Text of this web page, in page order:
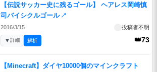
【伝説サッカー史に残るゴール】 ヘアレス岡崎慎
司バイシクルゴール ↗
2016/3/15 投稿者不明
👑73
▼詳細 解析
【Minecraft】ダイヤ10000個のマインクラフト